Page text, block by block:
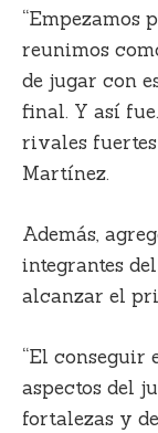
“Empezamos
reunimos
de jugar con
final. Y así
rivales
Martínez.
Además,
integrantes
alcanzar el
“El
aspectos del
fortalezas y